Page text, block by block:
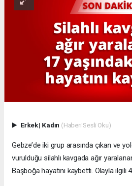
Erkek| Kadın (Haberi Sesli Oku)
Gebze’de iki grup arasında çıkan ve
vurulduğu silahlı kavgada ağır
Başboğa hayatını kaybetti. Olayla ilgili 4